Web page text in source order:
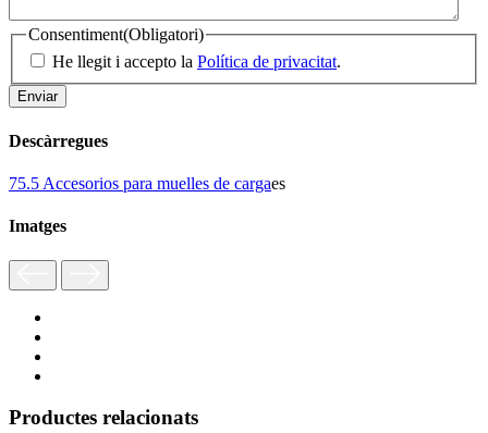
Consentiment(Obligatori)
He llegit i accepto la Política de privacitat.
Descàrregues
75.5 Accesorios para muelles de cargaes
Imatges
Productes relacionats